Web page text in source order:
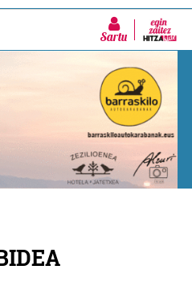
Sartu